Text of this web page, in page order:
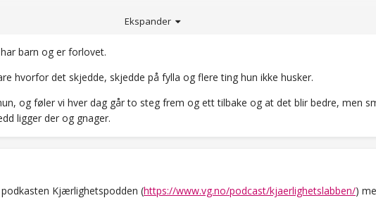
Ekspander
barn og er forlovet.
hvorfor det skjedde, skjedde på fylla og flere ting hun ikke husker.
og føler vi hver dag går to steg frem og ett tilbake og at det blir bedre, men
ligger der og gnager.
Kjærlighetspodden (https://www.vg.no/podcast/kjaerlighetslabben/)